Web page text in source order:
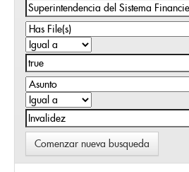
Comenzar nueva busqueda